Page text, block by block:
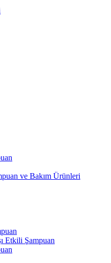
ve Bakım Ürünleri
Etkili Şampuan